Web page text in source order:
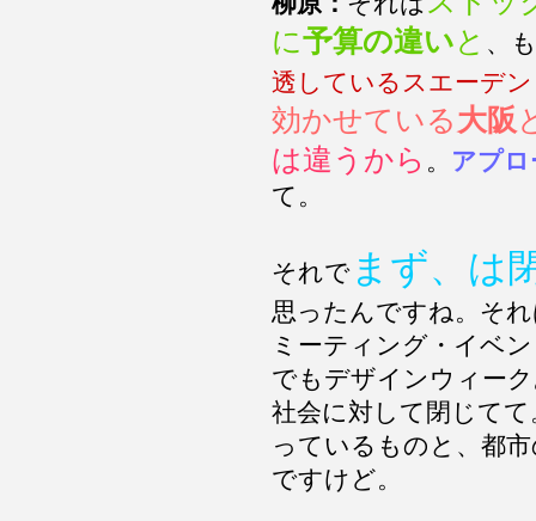
に予算の違いと 、
透しているスエーデン
効かせている大阪
は違うから 。 アプ
て。
それで まず、は
思ったんですね。そ
ミーティング・イベ
でもデザインウィー
社会に対して閉じて
っているものと、都
ですけど。